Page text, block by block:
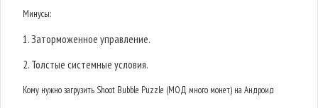
Минусы:
1. Заторможенное управление.
2. Толстые системные условия.
Кому нужно загрузить Shoot Bubble Puzzle (МОД много монет) на Андроид